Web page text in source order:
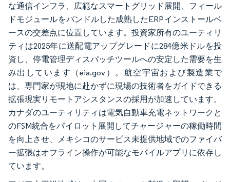
な通信インフラ、広範なスマートグリッド展開、フィール
ドモジュールをバンドルした成熟したERPインストールベ
ースの交差点に位置しています。投資家所有のユーティリ
ティは2025年に送配電アップグレードに284億米ドルを投
資し、停電管理ディスパッチツールへの安定した需要を生
み出しています（eia.gov）。航空宇宙および製造業で
は、専門家が現地に赴かずに現場の技術者をガイドできる
拡張現実リモートアシスタンスの採用が加速しています。
カナダのユーティリティは電気自動車充電ネットワークと
のFSM統合をパイロット展開してチャージャーの稼働時間
を向上させ、メキシコのサービス未提供地域でのファイバ
ー拡張はオフライン操作が可能なモバイルアプリに依存し
ています。